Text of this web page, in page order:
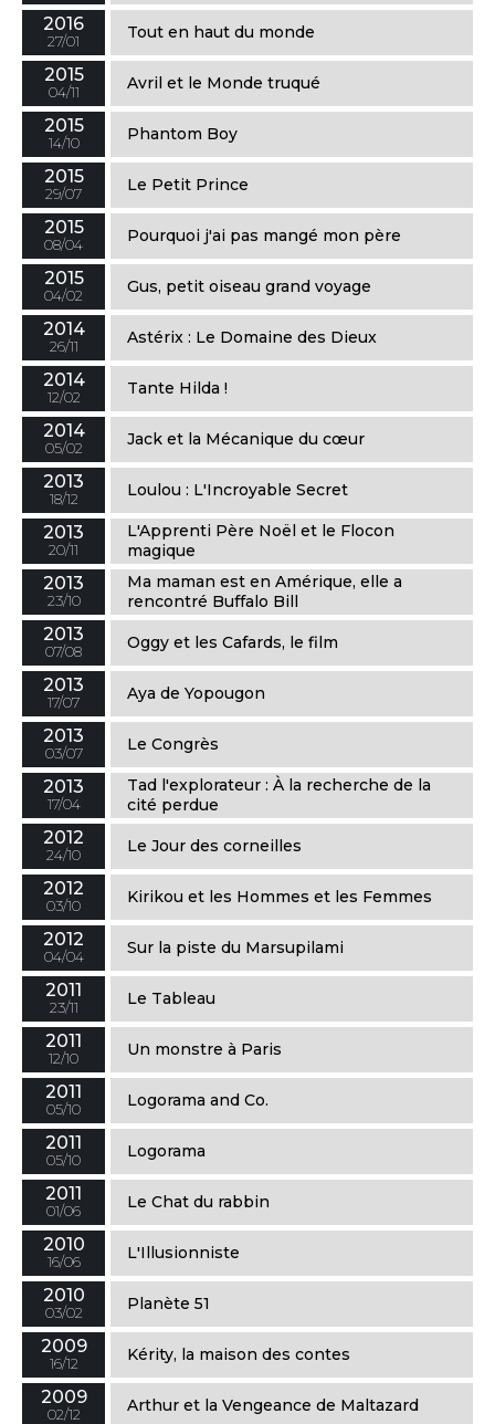
2016
27/01 Tout en haut du monde
2015
04/11 Avril et le Monde truqué
2015
14/10 Phantom Boy
2015
29/07 Le Petit Prince
2015
08/04 Pourquoi j'ai pas mangé mon père
2015
04/02 Gus, petit oiseau grand voyage
2014
26/11 Astérix : Le Domaine des Dieux
2014
12/02 Tante Hilda !
2014
05/02 Jack et la Mécanique du cœur
2013
18/12 Loulou : L'Incroyable Secret
2013
20/11
L'Apprenti Père Noël et le Flocon
magique
2013
23/10
Ma maman est en Amérique, elle a
rencontré Buffalo Bill
2013
07/08 Oggy et les Cafards, le film
2013
17/07 Aya de Yopougon
2013
03/07 Le Congrès
2013
17/04
Tad l'explorateur : À la recherche de la
cité perdue
2012
24/10 Le Jour des corneilles
2012
03/10 Kirikou et les Hommes et les Femmes
2012
04/04 Sur la piste du Marsupilami
2011
23/11 Le Tableau
2011
12/10 Un monstre à Paris
2011
05/10 Logorama and Co.
2011
05/10 Logorama
2011
01/06 Le Chat du rabbin
2010
16/06 L'Illusionniste
2010
03/02 Planète 51
2009
16/12 Kérity, la maison des contes
2009
02/12 Arthur et la Vengeance de Maltazard